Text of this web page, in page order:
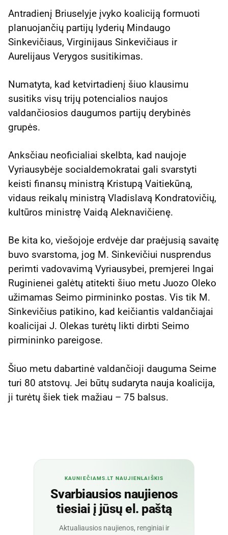
Antradienį Briuselyje įvyko koaliciją formuoti
planuojančių partijų lyderių Mindaugo
Sinkevičiaus, Virginijaus Sinkevičiaus ir
Aurelijaus Verygos susitikimas.
Numatyta, kad ketvirtadienį šiuo klausimu
susitiks visų trijų potencialios naujos
valdančiosios daugumos partijų derybinės
grupės.
Anksčiau neoficialiai skelbta, kad naujoje
Vyriausybėje socialdemokratai gali svarstyti
keisti finansų ministrą Kristupą Vaitiekūną,
vidaus reikalų ministrą Vladislavą Kondratovičių,
kultūros ministrę Vaidą Aleknavičienę.
Be kita ko, viešojoje erdvėje dar praėjusią savaitę
buvo svarstoma, jog M. Sinkevičiui nusprendus
perimti vadovavimą Vyriausybei, premjerei Ingai
Ruginienei galėtų atitekti šiuo metu Juozo Oleko
užimamas Seimo pirmininko postas. Vis tik M.
Sinkevičius patikino, kad keičiantis valdančiajai
koalicijai J. Olekas turėtų likti dirbti Seimo
pirmininko pareigose.
Šiuo metu dabartinė valdančioji dauguma Seime
turi 80 atstovų. Jei būtų sudaryta nauja koalicija,
ji turėtų šiek tiek mažiau – 75 balsus.
KAUNIEČIAMS.LT NAUJIENLAIŠKIS
Svarbiausios naujienos
tiesiai į jūsų el. paštą
Aktualiausios naujienos, renginiai ir